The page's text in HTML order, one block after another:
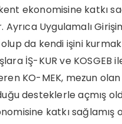
ekonomisine katkı
Ayrıca Uygulamalı
da kendi işini
İŞ-KUR ve KOSGEB
KO-MEK, mezun
desteklerle açmış
katkı sağlamış